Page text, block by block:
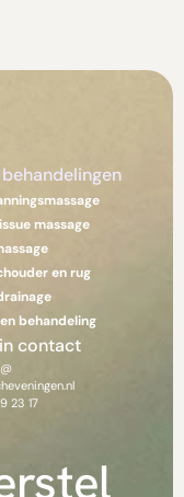
behandelingen
massage
en rug
behandeling
contact
23 17